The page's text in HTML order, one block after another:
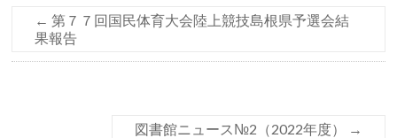
← 第７７回国民体育大会陸上競技島根県予選会結
果報告
図書館ニュース№2（2022年度） →